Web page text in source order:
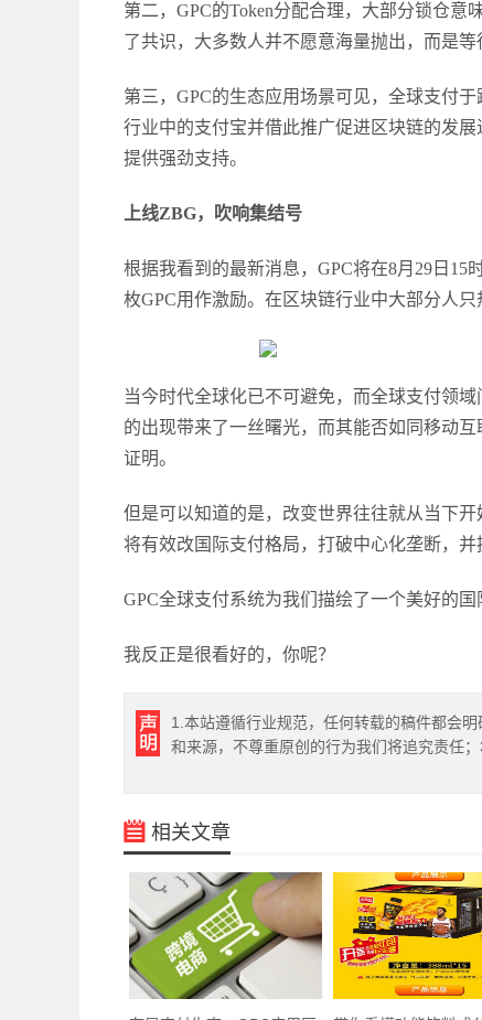
第二， GPC的Token分配合理，大部分锁仓
了共识，大多数人并不愿意海量抛出，而是等
第三， GPC的生态应用场景可见，全球支付
行业中的支付宝并借此推广促进区块链的发
提供强劲支持。
上线ZBG，吹响集结号
根据我看到的最新消息， GPC将在8月29日15
枚GPC用作激励。在区块链行业中大部分人
当今时代全球化已不可避免，而全球支付领
的出现带来了一丝曙光，而其能否如同移动
证明。
但是可以知道的是，改变世界往往就从当下开
将有效改国际支付格局，打破中心化垄断，
GPC全球支付系统为我们描绘了一个美好的国
我反正是很看好的，你呢？
1.本站遵循行业规范，任何转载的稿件都会
和来源，不尊重原创的行为我们将追究责任
相关文章